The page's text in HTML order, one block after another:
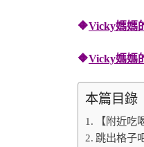
🔶Vicky媽媽
🔶Vicky媽媽
本篇目錄
【附近吃
跳出格子